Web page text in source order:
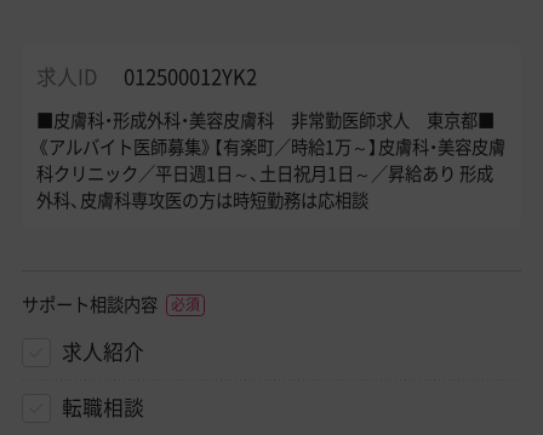
求人ID 012500012YK2
■皮膚科・形成外科・美容皮膚科 非常勤医師求人 東京都■
《アルバイト医師募集》【有楽町／時給1万～】皮膚科・美容皮膚
科クリニック／平日週1日～、土日祝月1日～／昇給あり 形成
外科、皮膚科専攻医の方は時短勤務は応相談
サポート相談内容
求人紹介
転職相談